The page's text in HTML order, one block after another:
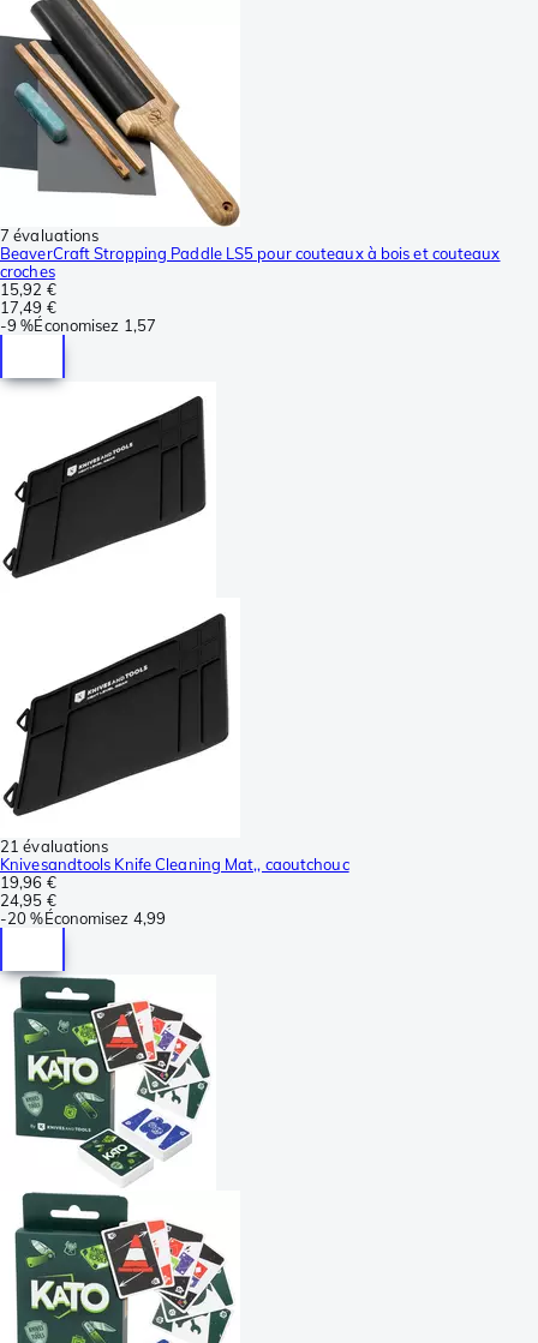
7 évaluations
BeaverCraft Stropping Paddle LS5 pour couteaux à bois et couteaux
croches
15,92 €
17,49 €
-9 %Économisez 1,57
21 évaluations
Knivesandtools Knife Cleaning Mat,, caoutchouc
19,96 €
24,95 €
-20 %Économisez 4,99